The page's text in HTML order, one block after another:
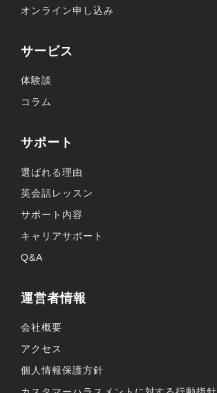
オンライン申し込み
サービス
体験談
コラム
サポート
選ばれる理由
英会話レッスン
サポート内容
キャリアサポート
Q&A
運営者情報
会社概要
アクセス
個人情報保護方針